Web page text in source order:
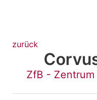
zurück
ZfB -